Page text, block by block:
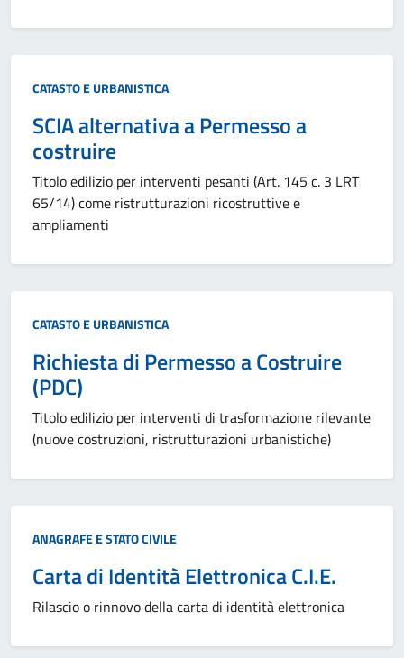
Categoria:
CATASTO E URBANISTICA
SCIA alternativa a Permesso a
costruire
Titolo edilizio per interventi pesanti (Art. 145 c. 3 LRT
65/14) come ristrutturazioni ricostruttive e
ampliamenti
Categoria:
CATASTO E URBANISTICA
Richiesta di Permesso a Costruire
(PDC)
Titolo edilizio per interventi di trasformazione rilevante
(nuove costruzioni, ristrutturazioni urbanistiche)
Categoria:
ANAGRAFE E STATO CIVILE
Carta di Identità Elettronica C.I.E.
Rilascio o rinnovo della carta di identità elettronica